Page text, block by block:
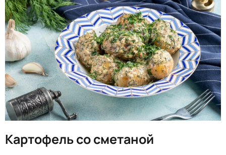
Картофель со сметаной